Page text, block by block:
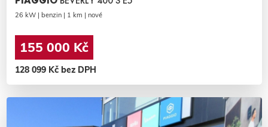
26 kW | benzin | 1 km | nové
155 000 Kč
128 099 Kč bez DPH